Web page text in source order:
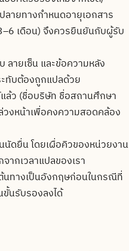
ลายทางกำหนดอายุเอกสาร
เดือน) จึงควรยืนยันกับผู้รับ
ลายเซ็น และข้อความหลัง
ทับต้องถูกแปลด้วย
ล้ว (ชื่อบริษัท ชื่อสถานศึกษา
วงหน้าเพื่อคงความสอดคล้อง
นัดยื่น โดยเผื่อคิวของหน่วยงาน
ากเวลาแปลของเรา
นทางเป็นอังกฤษก่อนในกรณีที่
นรับรองลงได้